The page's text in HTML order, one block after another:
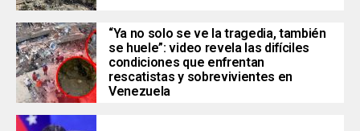
“Ya no solo se ve la tragedia, también
se huele”: video revela las difíciles
condiciones que enfrentan
rescatistas y sobrevivientes en
Venezuela